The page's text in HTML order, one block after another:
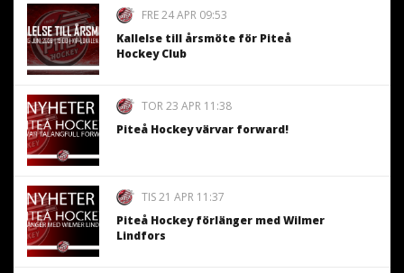
FRE 24 APR 09:53
Kallelse till årsmöte för Piteå
Hockey Club
TOR 23 APR 11:38
Piteå Hockey värvar forward!
TIS 21 APR 11:37
Piteå Hockey förlänger med Wilmer
Lindfors